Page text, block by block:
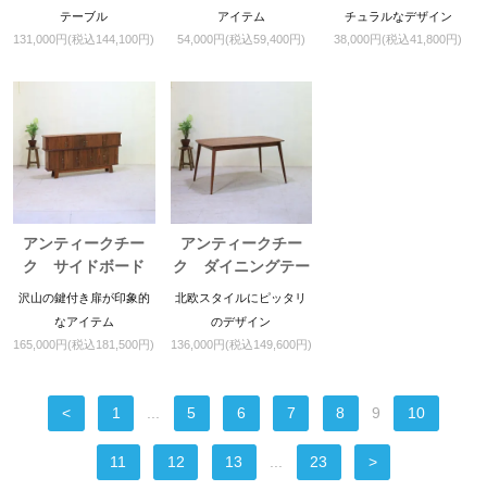
テーブル
131,000円(税込144,100円)
アイテム
54,000円(税込59,400円)
チュラルなデザイン
38,000円(税込41,800円)
アンティークチー
ク サイドボード
沢山の鍵付き扉が印象的
なアイテム
165,000円(税込181,500円)
アンティークチー
ク ダイニングテー
ブル
北欧スタイルにピッタリ
のデザイン
136,000円(税込149,600円)
< 1 ... 5 6 7 8 9 10
11 12 13 ... 23 >